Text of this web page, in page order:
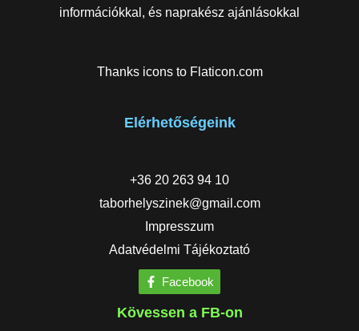
információkkal, és naprakész ajánlásokkal
Thanks icons to Flaticon.com
Elérhetőségeink
+36 20 263 94 10
taborhelyszinek@gmail.com
Impresszum
Adatvédelmi Tájékoztató
Facebook
Kövessen a FB-on